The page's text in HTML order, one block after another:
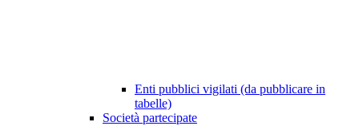
Enti pubblici vigilati (da pubblicare in
tabelle)
Società partecipate